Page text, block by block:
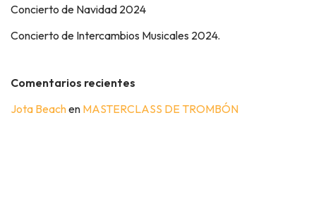
Concierto de Navidad 2024
Concierto de Intercambios Musicales 2024.
Comentarios recientes
Jota Beachen MASTERCLASS DE TROMBÓN